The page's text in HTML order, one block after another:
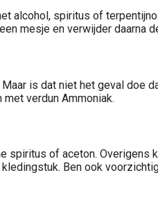
alcohol, spiritus of
mesje en verwijder daarna
is dat niet het geval doe
verdun Ammoniak.
spiritus of aceton. Overigens
Ben ook